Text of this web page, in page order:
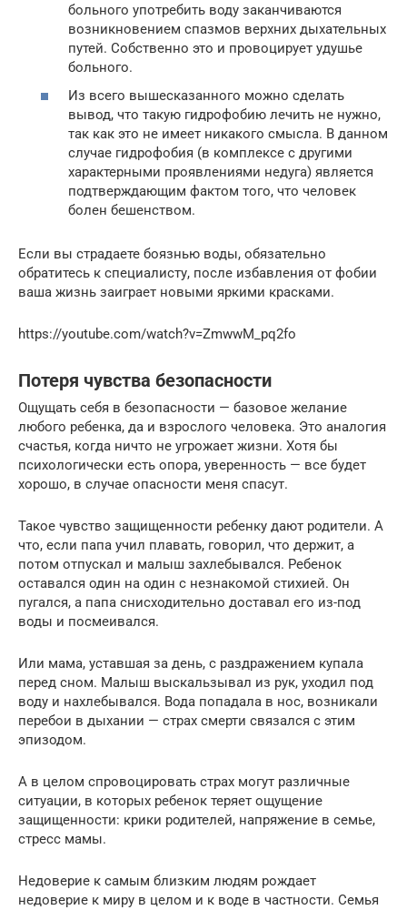
больного употребить воду заканчиваются
возникновением спазмов верхних дыхательных
путей. Собственно это и провоцирует удушье
больного.
Из всего вышесказанного можно сделать
вывод, что такую гидрофобию лечить не нужно,
так как это не имеет никакого смысла. В данном
случае гидрофобия (в комплексе с другими
характерными проявлениями недуга) является
подтверждающим фактом того, что человек
болен бешенством.
Если вы страдаете боязнью воды, обязательно
обратитесь к специалисту, после избавления от фобии
ваша жизнь заиграет новыми яркими красками.
https://youtube.com/watch?v=ZmwwM_pq2fo
Потеря чувства безопасности
Ощущать себя в безопасности — базовое желание
любого ребенка, да и взрослого человека. Это аналогия
счастья, когда ничто не угрожает жизни. Хотя бы
психологически есть опора, уверенность — все будет
хорошо, в случае опасности меня спасут.
Такое чувство защищенности ребенку дают родители. А
что, если папа учил плавать, говорил, что держит, а
потом отпускал и малыш захлебывался. Ребенок
оставался один на один с незнакомой стихией. Он
пугался, а папа снисходительно доставал его из-под
воды и посмеивался.
Или мама, уставшая за день, с раздражением купала
перед сном. Малыш выскальзывал из рук, уходил под
воду и нахлебывался. Вода попадала в нос, возникали
перебои в дыхании — страх смерти связался с этим
эпизодом.
А в целом спровоцировать страх могут различные
ситуации, в которых ребенок теряет ощущение
защищенности: крики родителей, напряжение в семье,
стресс мамы.
Недоверие к самым близким людям рождает
недоверие к миру в целом и к воде в частности. Семья